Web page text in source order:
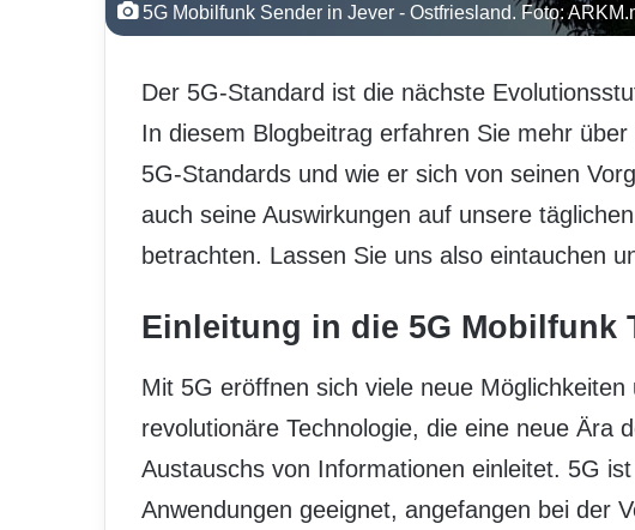
5G Mobilfunk Sender in Jever - Ostfriesland. Foto:
Der 5G-Standard ist die nächste
In diesem Blogbeitrag erfahren Sie mehr
5G-Standards und wie er sich von seinen
auch seine Auswirkungen auf unsere
betrachten. Lassen Sie uns also eintauchen
Einleitung in die 5G Mobilfunk
Mit 5G eröffnen sich viele neue
revolutionäre Technologie, die eine neue Ära
Austauschs von Informationen einleitet. 5G
Anwendungen geeignet, angefangen bei der